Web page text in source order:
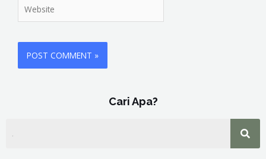
Cari Apa?